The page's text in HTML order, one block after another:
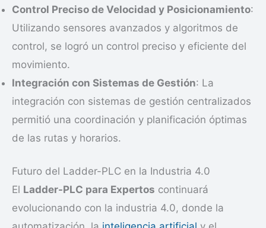
Control Preciso de Velocidad y Posicionamiento:
Utilizando sensores avanzados y algoritmos de
control, se logró un control preciso y eficiente del
movimiento.
Integración con Sistemas de Gestión: La
integración con sistemas de gestión centralizados
permitió una coordinación y planificación óptimas
de las rutas y horarios.
Futuro del Ladder-PLC en la Industria 4.0
El Ladder-PLC para Expertos continuará
evolucionando con la industria 4.0, donde la